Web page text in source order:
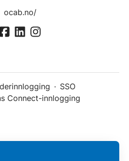
ocab.no/
· SSO
Connect-innlogging